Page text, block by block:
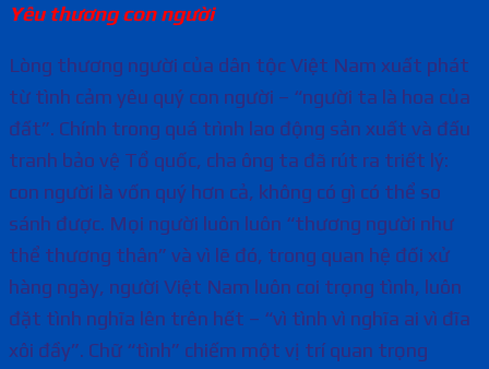
Yêu thương con người
Lòng thương người của dân tộc Việt Nam xuất phát
từ tình cảm yêu quý con người – “người ta là hoa của
đất”. Chính trong quá trình lao động sản xuất và đấu
tranh bảo vệ Tổ quốc, cha ông ta đã rút ra triết lý:
con người là vốn quý hơn cả, không có gì có thể so
sánh được. Mọi người luôn luôn “thương người như
thể thương thân” và vì lẽ đó, trong quan hệ đối xử
hàng ngày, người Việt Nam luôn coi trọng tình, luôn
đặt tình nghĩa lên trên hết – “vì tình vì nghĩa ai vì đĩa
xôi đầy”. Chữ “tình” chiếm một vị trí quan trọng